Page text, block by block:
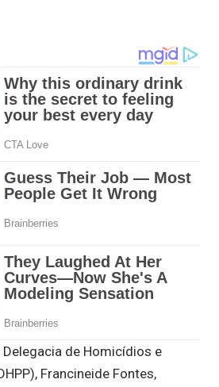
de Homicídios e
Francineide Fontes,